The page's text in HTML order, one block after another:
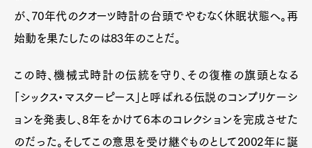
が、70年代のクオーツ時計の台頭でやむなく休眠状態へ。再
始動を果たしたのは83年のことだ。
この時、機械式時計の伝統を守り、その復権の旗頭となる
「シックス・マスターピース」と呼ばれる伝説のコンプリケーシ
ョンを発表し、8年をかけて6本のコレクションを完成させた
のだった。そしてこの意思を受け継ぐものとして2002年に誕